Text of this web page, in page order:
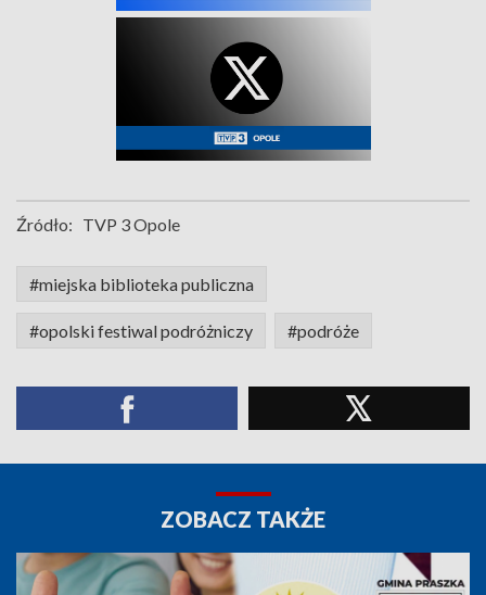
Źródło: TVP 3 Opole
#miejska biblioteka publiczna
#opolski festiwal podróżniczy #podróże
ZOBACZ TAKŻE